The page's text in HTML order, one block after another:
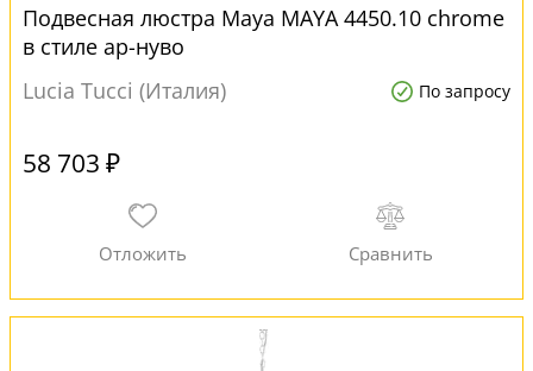
Подвесная люстра Maya MAYA 4450.10 chrome
в стиле ар-нуво
Lucia Tucci (Италия)
По запросу
58 703 ₽